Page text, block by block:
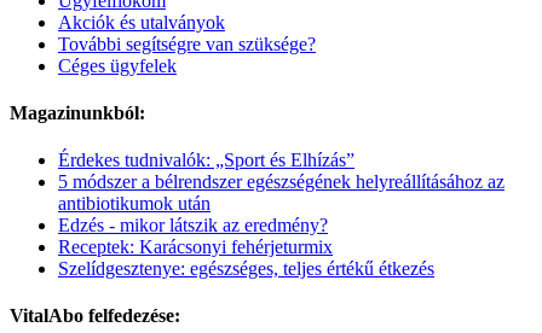
Akciók és utalványok
További segítségre van szüksége?
Céges ügyfelek
Magazinunkból:
Érdekes tudnivalók: „Sport és Elhízás”
5 módszer a bélrendszer egészségének helyreállításához az
antibiotikumok után
Edzés - mikor látszik az eredmény?
Receptek: Karácsonyi fehérjeturmix
Szelídgesztenye: egészséges, teljes értékű étkezés
VitalAbo felfedezése: